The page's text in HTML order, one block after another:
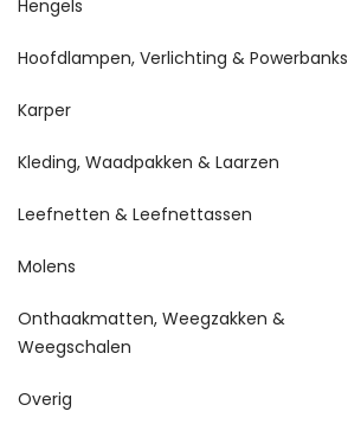
Hengels
Hoofdlampen, Verlichting & Powerbanks
Karper
Kleding, Waadpakken & Laarzen
Leefnetten & Leefnettassen
Molens
Onthaakmatten, Weegzakken &
Weegschalen
Overig